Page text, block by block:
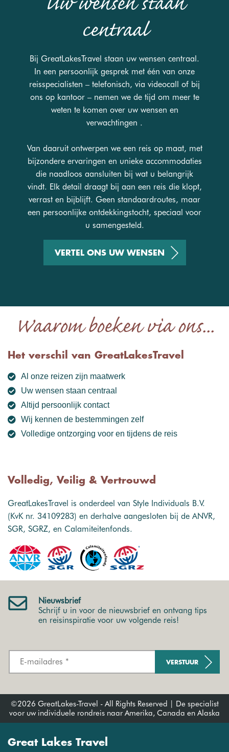
centraal
Bij GreatLakesTravel staan uw wensen centraal.
In een persoonlijk gesprek met één van onze
reisspecialisten – telefonisch, via videocall of bij
ons op kantoor – nemen we de tijd om meer te
weten te komen over uw wensen en
verwachtingen .
Van daaruit ontwerpen we een reis op maat, met
bijzondere ervaringen en unieke accommodaties
die naadloos aansluiten bij wat u belangrijk
vindt. Elk detail draagt bij aan een reis die klopt,
verrast en bijblijft. Geen standaardroutes, maar
een persoonlijke ontdekkingstocht, speciaal voor
u samengesteld.
VERTEL ONS UW WENSEN
Waarom boeken via ons...
Het verschil van GreatLakesTravel
Al onze reizen zijn maatwerk
Uw wensen staan centraal
Altijd persoonlijk contact
Wij kennen de bestemmingen zelf
Volledige ontzorging voor en tijdens de reis
Volledig, Veilig & Vertrouwd
GreatLakesTravel is onderdeel van Style Individuals B.V.
(KvK nr. 34109283) en derhalve aangesloten bij de ANVR,
SGR, SGRZ, en Calamiteitenfonds.
Nieuwsbrief
Schrijf u in voor de nieuwsbrief en ontvang tips
en reisinspiratie voor uw volgende reis!
VERSTUUR
©2026 GreatLakes-Travel - All Rights Reserved | De specialist
voor uw individuele rondreis naar Amerika, Canada en Alaska
Great Lakes Travel